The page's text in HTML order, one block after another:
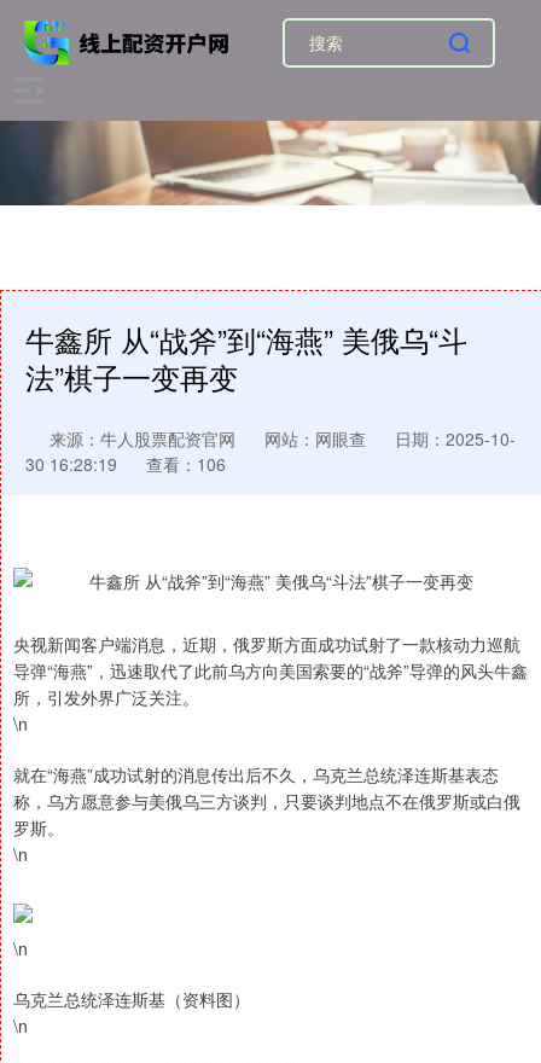
牛鑫所 从“战斧”到“海燕” 美俄乌“斗
法”棋子一变再变
来源：牛人股票配资官网 网站：网眼查
日期：2025-10-
30 16:28:19
查看：106
央视新闻客户端消息，近期，俄罗斯方面成功试射了一款核动力巡航
导弹“海燕”，迅速取代了此前乌方向美国索要的“战斧”导弹的风头牛鑫
所，引发外界广泛关注。
\n
就在“海燕”成功试射的消息传出后不久，乌克兰总统泽连斯基表态
称，乌方愿意参与美俄乌三方谈判，只要谈判地点不在俄罗斯或白俄
罗斯。
\n
\n
乌克兰总统泽连斯基（资料图）
\n